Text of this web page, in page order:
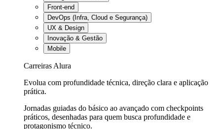
Front-end
DevOps (Infra, Cloud e Segurança)
UX & Design
Inovação & Gestão
Mobile
Carreiras Alura
Evolua com profundidade técnica, direção clara e aplicação
prática.
Jornadas guiadas do básico ao avançado com checkpoints
práticos, desenhadas para quem busca profundidade e
protagonismo técnico.